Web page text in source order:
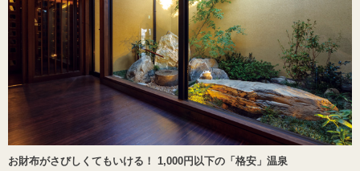
お財布がさびしくてもいける！ 1,000円以下の「格安」温泉